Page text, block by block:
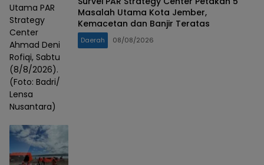
Utama PAR
Strategy
Center
Ahmad Deni
Rofiqi, Sabtu
(8/8/2026).
(Foto: Badri/
Lensa
Nusantara)
Masalah Utama Kota Jember,
Kemacetan dan Banjir Teratas
Daerah 08/08/2026